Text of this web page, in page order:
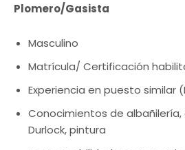
Plomero/Gasista
Masculino
Matrícula/ Certificación
Experiencia en puesto similar
Conocimientos de
Durlock, pintura